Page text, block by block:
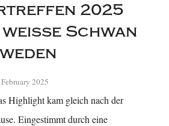
2025
Schwan
February 2025
Highlight kam gleich nach der
Eingestimmt durch eine